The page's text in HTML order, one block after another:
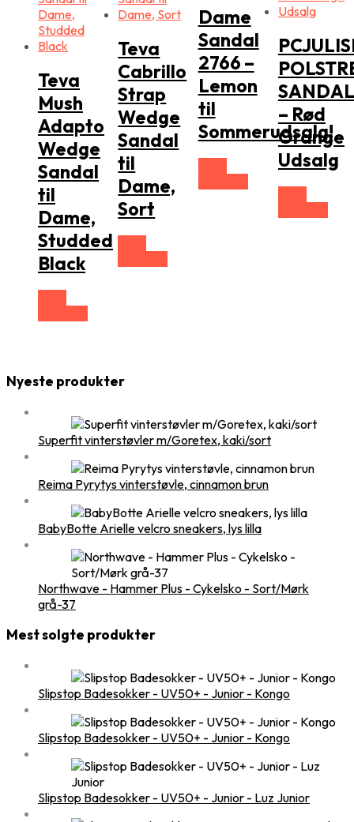
Teva
Mush
Adapto
Wedge
Sandal
til
Dame,
Studded
Black
Teva
Cabrillo
Strap
Wedge
Sandal
til
Dame,
Sort
Dame
Sandal
2766 –
Lemon
til
Sommerudsalg!
SANDAL
– Rød
Orange
Udsalg
Nyeste produkter
Superfit vinterstøvler m/Goretex, kaki/sort
Reima Pyrytys vinterstøvle, cinnamon brun
BabyBotte Arielle velcro sneakers, lys lilla
Northwave - Hammer Plus - Cykelsko - Sort/Mørk
grå-37
Mest solgte produkter
Slipstop Badesokker - UV50+ - Junior - Kongo
Slipstop Badesokker - UV50+ - Junior - Kongo
Slipstop Badesokker - UV50+ - Junior - Luz Junior